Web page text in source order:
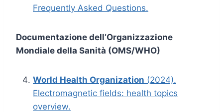
Frequently Asked Questions.
Documentazione dell’Organizzazione
Mondiale della Sanità (OMS/WHO)
World Health Organization (2024).
Electromagnetic fields: health topics
overview.